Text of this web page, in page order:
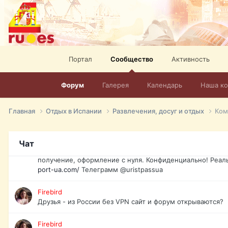
Портал Сообщество
Форум Галерея Календарь Наша
Активность
Главная Отдых в Испании Развлечения, досуг и отдых
Чат
спорт, HD. + Огромная видеотека + 10.000 фильмов и
сайта. Наш сайт: http://mir-tv.club/television-in-spain.html
David16
Книги
David16
Подскажите пожалуйста, как удалить свой аккаунт из
Юрист юа
получение, оформление с нуля. Конфиденциально!
port-ua.com/ Телеграмм @uristpassua
Firebird
Друзья - из России без VPN сайт и форум открываются?
Firebird